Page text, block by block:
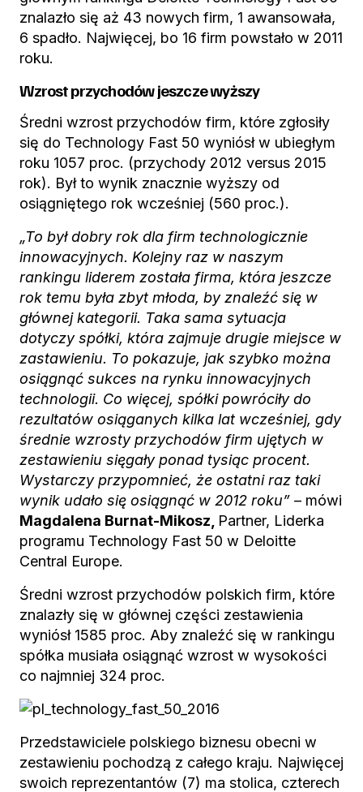
znalazło się aż 43 nowych firm, 1 awansowała,
6 spadło. Najwięcej, bo 16 firm powstało w 2011
roku.
Wzrost przychodów jeszcze wyższy
Średni wzrost przychodów firm, które zgłosiły
się do Technology Fast 50 wyniósł w ubiegłym
roku 1057 proc. (przychody 2012 versus 2015
rok). Był to wynik znacznie wyższy od
osiągniętego rok wcześniej (560 proc.).
„To był dobry rok dla firm technologicznie
innowacyjnych. Kolejny raz w naszym
rankingu liderem została firma, która jeszcze
rok temu była zbyt młoda, by znaleźć się w
głównej kategorii. Taka sama sytuacja
dotyczy spółki, która zajmuje drugie miejsce w
zastawieniu. To pokazuje, jak szybko można
osiągnąć sukces na rynku innowacyjnych
technologii. Co więcej, spółki powróciły do
rezultatów osiąganych kilka lat wcześniej, gdy
średnie wzrosty przychodów firm ujętych w
zestawieniu sięgały ponad tysiąc procent.
Wystarczy przypomnieć, że ostatni raz taki
wynik udało się osiągnąć w 2012 roku” – mówi
Magdalena Burnat-Mikosz, Partner, Liderka
programu Technology Fast 50 w Deloitte
Central Europe.
Średni wzrost przychodów polskich firm, które
znalazły się w głównej części zestawienia
wyniósł 1585 proc. Aby znaleźć się w rankingu
spółka musiała osiągnąć wzrost w wysokości
co najmniej 324 proc.
Przedstawiciele polskiego biznesu obecni w
zestawieniu pochodzą z całego kraju. Najwięcej
swoich reprezentantów (7) ma stolica, czterech